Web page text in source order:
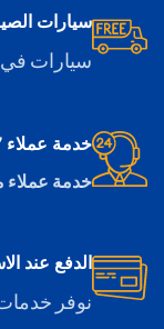
سيارات
سيارات
خدمة عملاء 24/7
خدمة عملاء
الدفع عند
نوفر خدمات